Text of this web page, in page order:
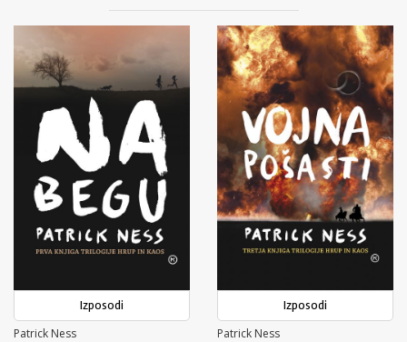
Izposodi
Patrick Ness
Izposodi
Patrick Ness